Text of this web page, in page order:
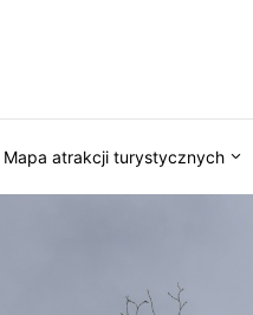
Mapa atrakcji turystycznych